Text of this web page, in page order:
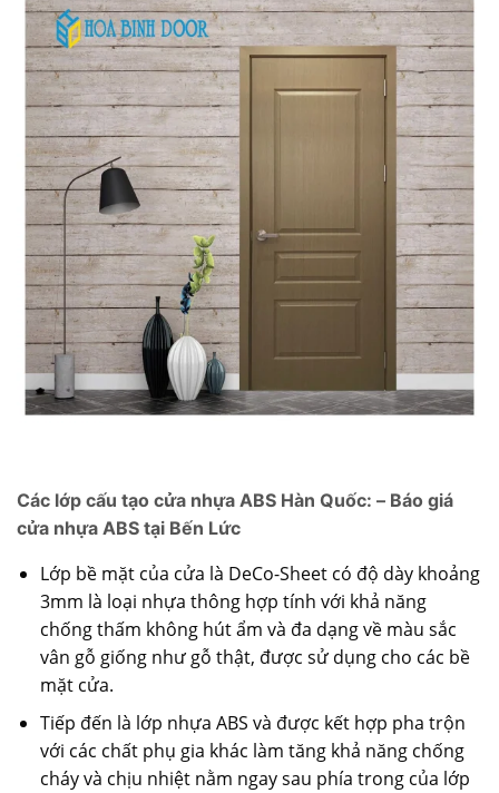
Các lớp cấu tạo cửa nhựa ABS Hàn Quốc: – Báo giá
cửa nhựa ABS tại Bến Lức
Lớp bề mặt của cửa là DeCo-Sheet có độ dày khoảng
3mm là loại nhựa thông hợp tính với khả năng
chống thấm không hút ẩm và đa dạng về màu sắc
vân gỗ giống như gỗ thật, được sử dụng cho các bề
mặt cửa.
Tiếp đến là lớp nhựa ABS và được kết hợp pha trộn
với các chất phụ gia khác làm tăng khả năng chống
cháy và chịu nhiệt nằm ngay sau phía trong của lớp